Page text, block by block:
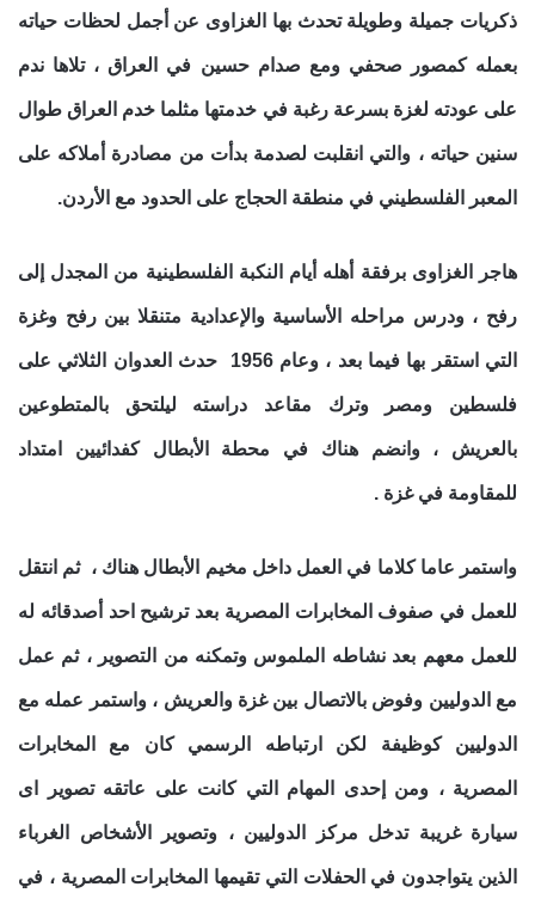
ذكريات جميلة وطويلة تحدث بها الغزاوى عن أجمل لحظات حياته
بعمله كمصور صحفي ومع صدام حسين في العراق ، تلاها ندم
على عودته لغزة بسرعة رغبة في خدمتها مثلما خدم العراق طوال
سنين حياته ، والتي انقلبت لصدمة بدأت من مصادرة أملاكه على
المعبر الفلسطيني في منطقة الحجاج على الحدود مع الأردن.
هاجر الغزاوى برفقة أهله أيام النكبة الفلسطينية من المجدل إلى
رفح ، ودرس مراحله الأساسية والإعدادية متنقلا بين رفح وغزة
التي استقر بها فيما بعد ، وعام 1956 حدث العدوان الثلاثي على
فلسطين ومصر وترك مقاعد دراسته ليلتحق بالمتطوعين
بالعريش ، وانضم هناك في محطة الأبطال كفدائيين امتداد
للمقاومة في غزة .
واستمر عاما كلاما في العمل داخل مخيم الأبطال هناك ، ثم انتقل
للعمل في صفوف المخابرات المصرية بعد ترشيح احد أصدقائه له
للعمل معهم بعد نشاطه الملموس وتمكنه من التصوير ، ثم عمل
مع الدوليين وفوض بالاتصال بين غزة والعريش ، واستمر عمله مع
الدوليين كوظيفة لكن ارتباطه الرسمي كان مع المخابرات
المصرية ، ومن إحدى المهام التي كانت على عاتقه تصوير اى
سيارة غريبة تدخل مركز الدوليين ، وتصوير الأشخاص الغرباء
الذين يتواجدون في الحفلات التي تقيمها المخابرات المصرية ، في